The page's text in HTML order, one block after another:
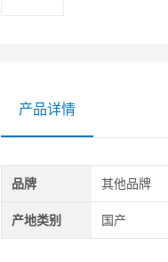
产品详情
品牌 其他品牌
产地类别 国产